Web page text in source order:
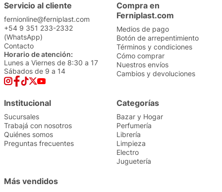
Servicio al cliente
fernionline@ferniplast.com
+54 9 351 233-2332
(WhatsApp)
Contacto
Horario de atención:
Lunes a Viernes de 8:30 a 17
Sábados de 9 a 14
Compra en
Ferniplast.com
Medios de pago
Botón de arrepentimiento
Términos y condiciones
Cómo comprar
Nuestros envíos
Cambios y devoluciones
Institucional
Sucursales
Trabajá con nosotros
Quiénes somos
Preguntas frecuentes
Categorías
Bazar y Hogar
Perfumería
Librería
Limpieza
Electro
Juguetería
Más vendidos